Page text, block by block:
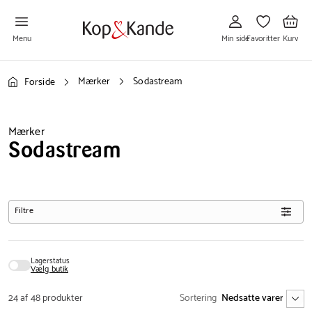
Menu
til
Min
side
Min side
til
Favoritter
Favoritter
til
Kurv
Kurv
Forside Mærker Sodastream
Mærker
Sodastream
Filtre
Lagerstatus
Vælg butik
24 af 48 produkter Sortering